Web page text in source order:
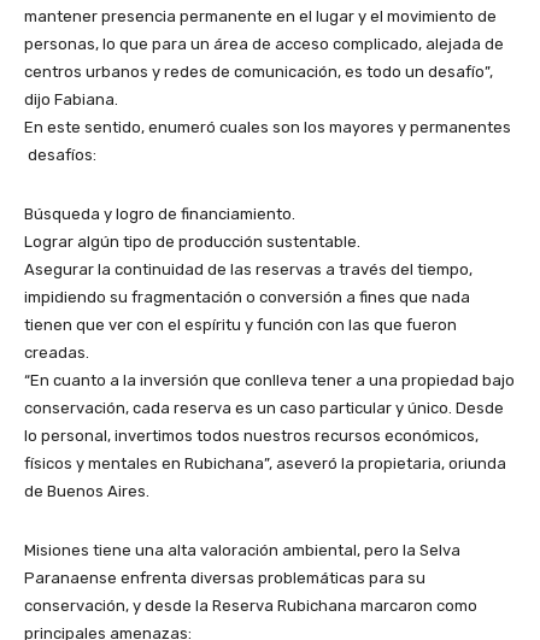
mantener presencia permanente en el lugar y el movimiento de
personas, lo que para un área de acceso complicado, alejada de
centros urbanos y redes de comunicación, es todo un desafío”,
dijo Fabiana.
En este sentido, enumeró cuales son los mayores y permanentes
desafíos:
Búsqueda y logro de financiamiento.
Lograr algún tipo de producción sustentable.
Asegurar la continuidad de las reservas a través del tiempo,
impidiendo su fragmentación o conversión a fines que nada
tienen que ver con el espíritu y función con las que fueron
creadas.
“En cuanto a la inversión que conlleva tener a una propiedad bajo
conservación, cada reserva es un caso particular y único. Desde
lo personal, invertimos todos nuestros recursos económicos,
físicos y mentales en Rubichana”, aseveró la propietaria, oriunda
de Buenos Aires.
Misiones tiene una alta valoración ambiental, pero la Selva
Paranaense enfrenta diversas problemáticas para su
conservación, y desde la Reserva Rubichana marcaron como
principales amenazas: